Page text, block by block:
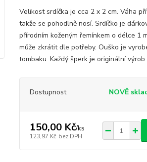
Velikost srdíčka je cca 2 x 2 cm. Váha
takže se pohodlně nosí. Srdíčko je
přírodním koženým řemínkem o délce 1
může zkrátit dle potřeby. Ouško je
tombaku. Každý šperk je originální
Dostupnost NOVĚ
150,00 Kč/ks
123,97 Kč bez DPH